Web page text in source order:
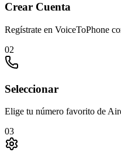
Crear Cuenta
Regístrate en VoiceToPhone
02
Seleccionar
Elige tu número favorito de
03